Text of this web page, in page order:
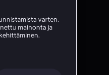
varten.
mainonta ja